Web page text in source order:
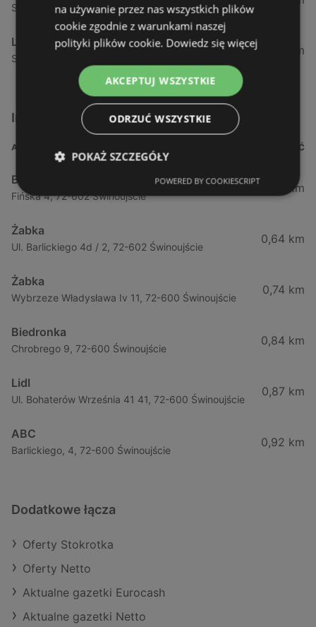
Strzelecka 12 F, 72-400 Kamień Pomorski
Lewiatan
Szczecińska 12, 72-400 Kamień Pomorski
34,42 km
Inne sklepy Supermarkety w pobliżu
ADRES ODLEGŁOŚĆ
Biedronka
Fińska 4, 72-602 Świnoujście
0,23 km
Żabka
Ul. Barlickiego 4d / 2, 72-602 Świnoujście
0,64 km
Żabka
Wybrzeze Władysława Iv 11, 72-600 Świnoujście
0,74 km
Biedronka
Chrobrego 9, 72-600 Świnoujście
0,84 km
Lidl
Ul. Bohaterów Września 41 41, 72-600 Świnoujście
0,87 km
ABC
Barlickiego, 4, 72-600 Świnoujście
0,92 km
Dodatkowe łącza
Oferty Stokrotka
Oferty Netto
Aktualne gazetki Eurocash
Aktualne gazetki Netto
na używanie przez nas wszystkich plików
cookie zgodnie z warunkami naszej
polityki plików cookie. Dowiedz się więcej
AKCEPTUJ WSZYSTKIE
ODRZUĆ WSZYSTKIE
POKAŻ SZCZEGÓŁY
POWERED BY COOKIESCRIPT